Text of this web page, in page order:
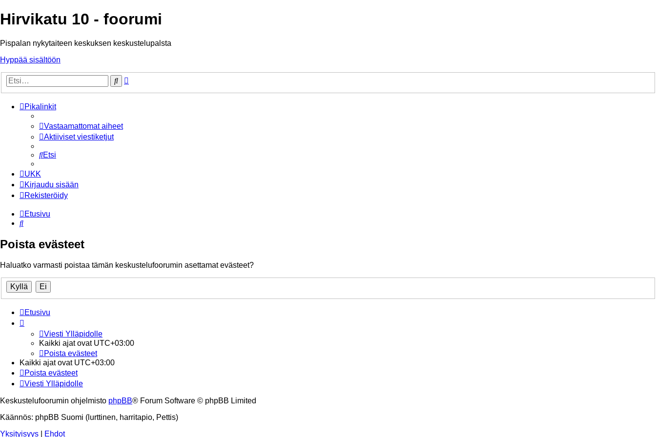
Hirvikatu 10 - foorumi
Pispalan nykytaiteen keskuksen keskustelupalsta
Hyppää sisältöön
Etsi
Pikalinkit
Vastaamattomat aiheet
Aktiiviset viestiketjut
Etsi
UKK
Kirjaudu sisään
Rekisteröidy
Etusivu
Etsi
Poista evästeet
Haluatko varmasti poistaa tämän keskustelufoorumin asettamat evästeet?
Etusivu
Viesti Ylläpidolle
Kaikki ajat ovat UTC+03:00
Poista evästeet
Kaikki ajat ovat UTC+03:00
Poista evästeet
Viesti Ylläpidolle
Keskustelufoorumin ohjelmisto phpBB® Forum Software © phpBB Limited
Käännös: phpBB Suomi (lurttinen, harritapio, Pettis)
Yksityisyys
Ehdot